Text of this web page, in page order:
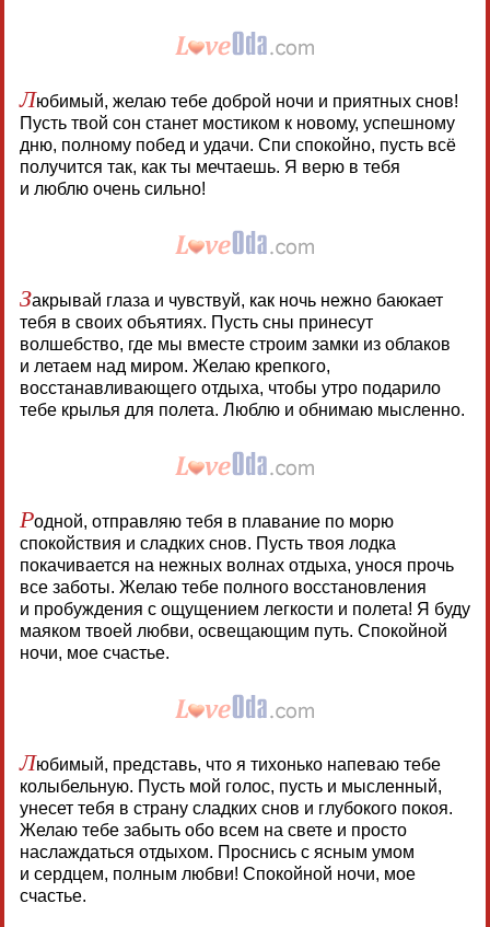
Любимый, желаю тебе доброй ночи и приятных снов!
Пусть твой сон станет мостиком к новому, успешному
дню, полному побед и удачи. Спи спокойно, пусть всё
получится так, как ты мечтаешь. Я верю в тебя
и люблю очень сильно!
Закрывай глаза и чувствуй, как ночь нежно баюкает
тебя в своих объятиях. Пусть сны принесут
волшебство, где мы вместе строим замки из облаков
и летаем над миром. Желаю крепкого,
восстанавливающего отдыха, чтобы утро подарило
тебе крылья для полета. Люблю и обнимаю мысленно.
Родной, отправляю тебя в плавание по морю
спокойствия и сладких снов. Пусть твоя лодка
покачивается на нежных волнах отдыха, унося прочь
все заботы. Желаю тебе полного восстановления
и пробуждения с ощущением легкости и полета! Я буду
маяком твоей любви, освещающим путь. Спокойной
ночи, мое счастье.
Любимый, представь, что я тихонько напеваю тебе
колыбельную. Пусть мой голос, пусть и мысленный,
унесет тебя в страну сладких снов и глубокого покоя.
Желаю тебе забыть обо всем на свете и просто
наслаждаться отдыхом. Проснись с ясным умом
и сердцем, полным любви! Спокойной ночи, мое
счастье.